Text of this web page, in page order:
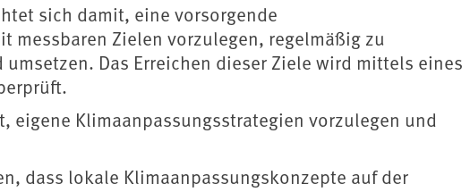
sich damit, eine vorsorgende
messbaren Zielen vorzulegen, regelmäßig zu
Das Erreichen dieser Ziele wird mittels eines
eigene Klimaanpassungsstrategien vorzulegen und
dass lokale Klimaanpassungskonzepte auf der